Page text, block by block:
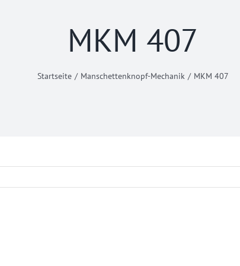
MKM 407
Startseite Manschettenknopf-Mechanik MKM 407